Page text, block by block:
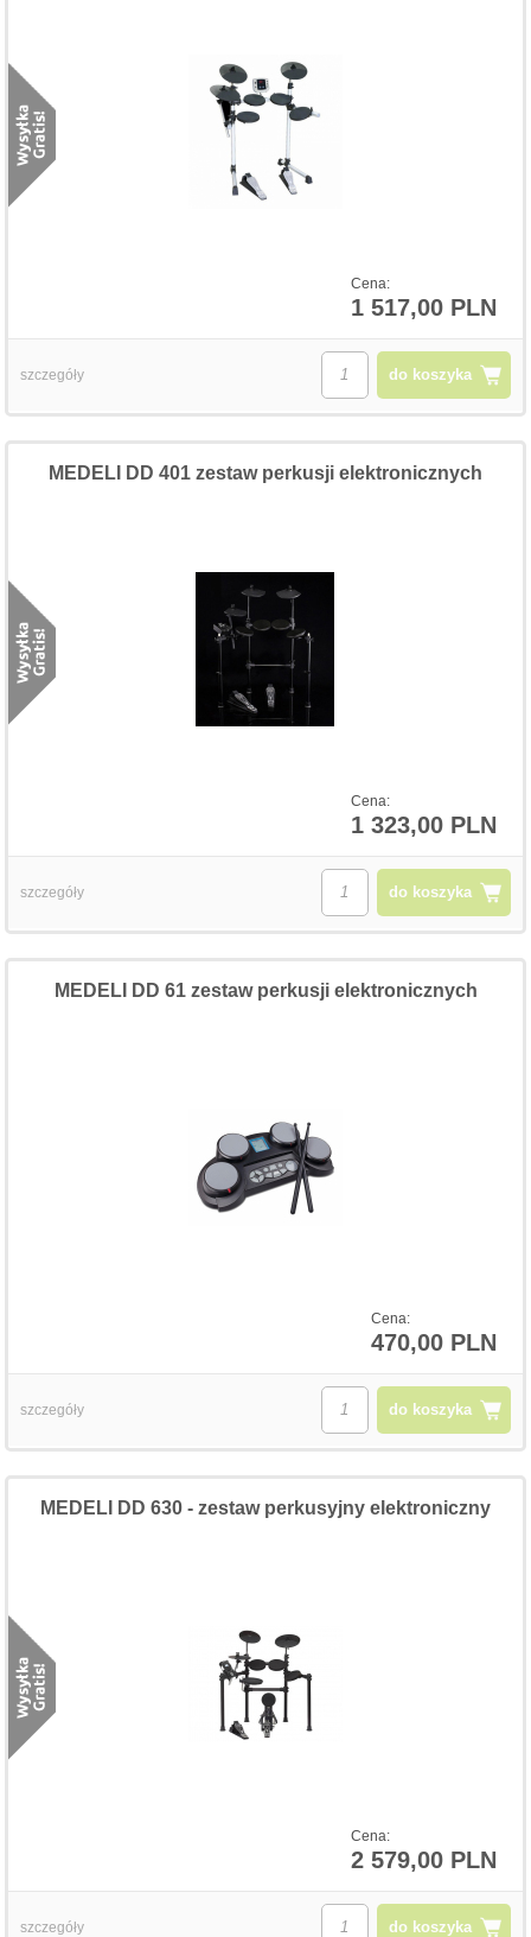
Cena:
1 517,00 PLN
do koszyka
szczegóły
Cena:
1 323,00 PLN
MEDELI DD 401 zestaw perkusji elektronicznych
do koszyka
szczegóły
Cena:
470,00 PLN
MEDELI DD 61 zestaw perkusji elektronicznych
do koszyka
szczegóły
Cena:
2 579,00 PLN
MEDELI DD 630 - zestaw perkusyjny elektroniczny
do koszyka
szczegóły